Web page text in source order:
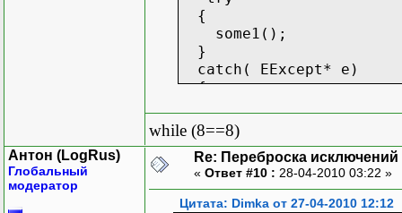
{
some1();
}
catch( EExcept* e)
{
e->Release();
}
while (8==8)
Антон (LogRus)
Глобальный
модератор
Re: Переброска исключений
« Ответ #10 : 28-04-2010 03:22 »
Цитата: Dimka от 27-04-2010 12:12